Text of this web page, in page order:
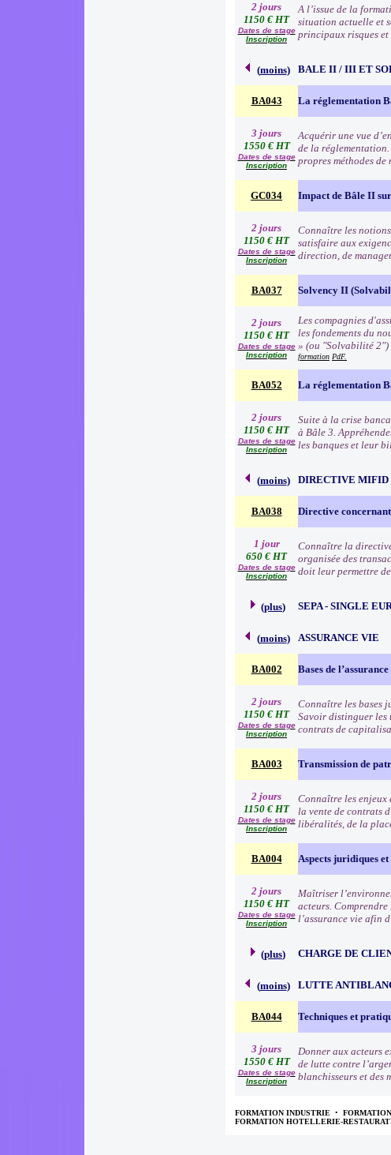
2 jours
1150 € HT
Dates de stage
Inscription
A l’issue de la
situation actuelle et
principaux risques
(moins) BALE II / III ET
BA043 La réglementation
3 jours
1550 € HT
Dates de stage
Inscription
Acquérir une vue
de la
propres méthodes de
GC034 Impact de Bâle II
2 jours
1150 € HT
Dates de stage
Inscription
Connaître les
satisfaire aux
direction, de
BA037 Solvency II
2 jours
1150 € HT
Dates de stage
Inscription
Les compagnies
les fondements du
» (ou "Solvabilité 2")
formation PdF.
BA052 La réglementation
2 jours
1150 € HT
Dates de stage
Inscription
Suite à la crise
à Bâle 3.
les banques et leur
(moins) DIRECTIVE MIFID
BA038 Directive
1 jour
650 € HT
Dates de stage
Inscription
Connaître la
organisée des
doit leur permettre
(plus) SEPA - SINGLE
(moins) ASSURANCE VIE
BA002 Bases de
2 jours
1150 € HT
Dates de stage
Inscription
Connaître les bases
Savoir distinguer les
contrats de
BA003 Transmission de
2 jours
1150 € HT
Dates de stage
Inscription
Connaître les enjeux
la vente de contrats
libéralités, de la
BA004 Aspects juridiques
2 jours
1150 € HT
Dates de stage
Inscription
Maîtriser
acteurs.
l’assurance vie afin
(plus) CHARGE DE
(moins) LUTTE
BA044 Techniques et
3 jours
1550 € HT
Dates de stage
Inscription
Donner aux acteurs
de lutte contre
blanchisseurs et des
FORMATION INDUSTRIE •
FORMATION HOTELLERIE-